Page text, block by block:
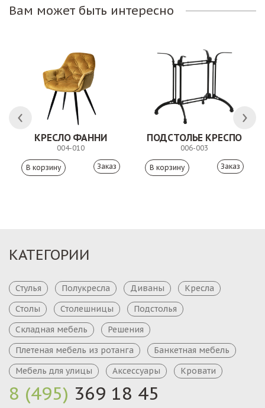
Вам может быть интересно
КРЕСЛО ФАННИ
004-010
Заказ
ПОДСТОЛЬЕ КРЕСПО
006-003
Заказ
8 (495) 369 18 45
КАТЕГОРИИ
Стулья Полукресла Диваны
Кресла
Столы
Столешницы
Подстолья
Складная мебель
Решения
Плетеная мебель из ротанга
Банкетная мебель
Мебель для улицы
Аксессуары Кровати